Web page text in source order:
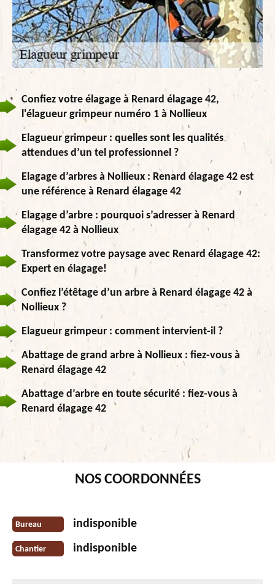
Confiez votre élagage à Renard élagage 42,
l'élagueur grimpeur numéro 1 à Nollieux
Elagueur grimpeur : quelles sont les qualités
attendues d’un tel professionnel ?
Elagage d’arbres à Nollieux : Renard élagage 42 est
une référence à Renard élagage 42
Elagage d’arbre : pourquoi s’adresser à Renard
élagage 42 à Nollieux
Transformez votre paysage avec Renard élagage 42:
Expert en élagage!
Confiez l’étêtage d’un arbre à Renard élagage 42 à
Nollieux ?
Elagueur grimpeur : comment intervient-il ?
Abattage de grand arbre à Nollieux : fiez-vous à
Renard élagage 42
Abattage d’arbre en toute sécurité : fiez-vous à
Renard élagage 42
NOS COORDONNÉES
Bureau indisponible
Chantier indisponible